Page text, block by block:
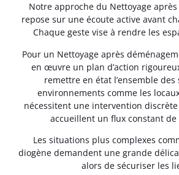
Notre approche du Nettoyage
repose sur une écoute active avant
Chaque geste vise à rendre les
Pour un Nettoyage après
en œuvre un plan d’action
remettre en état l’ensemble des
environnements comme les
nécessitent une intervention
accueillent un flux constant de
Les situations plus complexes
diogène demandent une grande
alors de sécuriser les